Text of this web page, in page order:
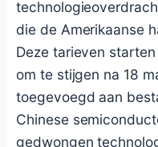
die de Amerikaanse
Deze tarieven
om te stijgen na 18
toegevoegd aan
Chinese
gedwongen